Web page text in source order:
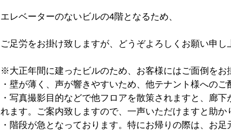
エレベーターのないビルの4階となるため、
ご足労をお掛け致しますが、どうぞよろしくお願い申し
※大正年間に建ったビルのため、お客様にはご面倒をお
・壁が薄く、声が響きやすいため、他テナント様への
・写真撮影目的などで他フロアを散策されますと、廊
れます。ご案内致しますので、一声いただけますと助か
・階段が急となっております。特にお帰りの際は、お